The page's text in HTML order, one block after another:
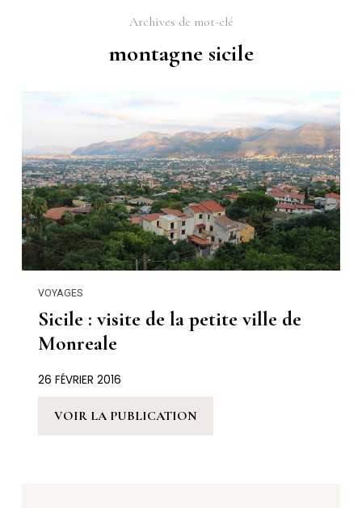
Archives de mot-clé
montagne sicile
VOYAGES
Sicile : visite de la petite ville de
Monreale
26 FÉVRIER 2016
VOIR LA PUBLICATION